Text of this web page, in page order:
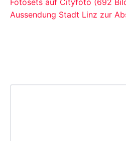
Fotosets auf Cityfoto (692
Aussendung Stadt Linz zur